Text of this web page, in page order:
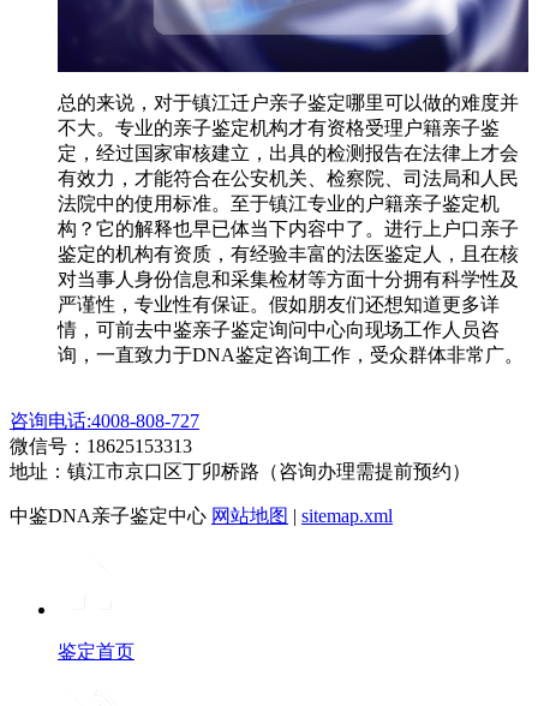
总的来说，对于镇江迁户亲子鉴定哪里可以做的难度并
不大。专业的亲子鉴定机构才有资格受理户籍亲子鉴
定，经过国家审核建立，出具的检测报告在法律上才会
有效力，才能符合在公安机关、检察院、司法局和人民
法院中的使用标准。至于镇江专业的户籍亲子鉴定机
构？它的解释也早已体当下内容中了。进行上户口亲子
鉴定的机构有资质，有经验丰富的法医鉴定人，且在核
对当事人身份信息和采集检材等方面十分拥有科学性及
严谨性，专业性有保证。假如朋友们还想知道更多详
情，可前去中鉴亲子鉴定询问中心向现场工作人员咨
询，一直致力于DNA鉴定咨询工作，受众群体非常广。
咨询电话:4008-808-727
微信号：18625153313
地址：镇江市京口区丁卯桥路（咨询办理需提前预约）
中鉴DNA亲子鉴定中心 网站地图 | sitemap.xml
鉴定首页